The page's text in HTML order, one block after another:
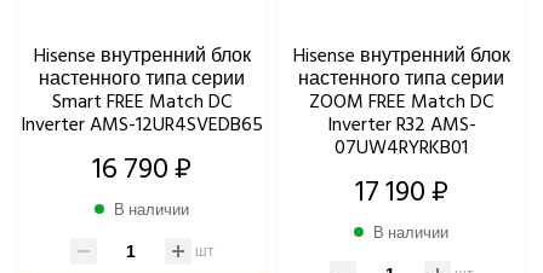
Hisense внутренний блок
настенного типа серии
Smart FREE Match DC
Inverter AMS-12UR4SVEDB65
16 790 ₽
В наличии
шт
Hisense внутренний блок
настенного типа серии
ZOOM FREE Match DC
Inverter R32 AMS-
07UW4RYRKB01
17 190 ₽
В наличии